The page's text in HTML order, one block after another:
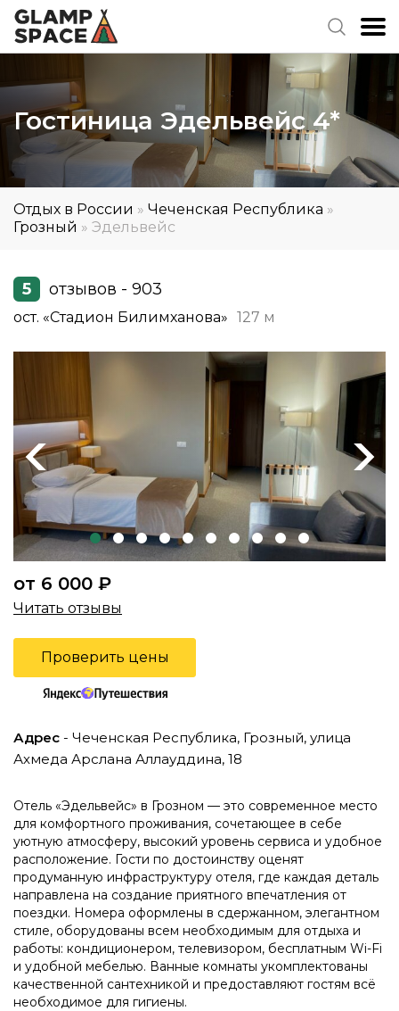
Гостиница Эдельвейс 4*
Отдых в России » Чеченская Республика »
Грозный » Эдельвейс
5 отзывов - 903
ост. «Стадион Билимханова» 127 м
Previous Next
от 6 000 ₽
Читать отзывы
Проверить цены
Адрес - Чеченская Республика, Грозный, улица
Ахмеда Арслана Аллауддина, 18
Отель «Эдельвейс» в Грозном — это современное место
для комфортного проживания, сочетающее в себе
уютную атмосферу, высокий уровень сервиса и удобное
расположение. Гости по достоинству оценят
продуманную инфраструктуру отеля, где каждая деталь
направлена на создание приятного впечатления от
поездки. Номера оформлены в сдержанном, элегантном
стиле, оборудованы всем необходимым для отдыха и
работы: кондиционером, телевизором, бесплатным Wi-Fi
и удобной мебелью. Ванные комнаты укомплектованы
качественной сантехникой и предоставляют гостям всё
необходимое для гигиены.